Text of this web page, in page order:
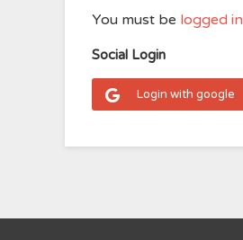
You must be logged in
Social Login
Login with google